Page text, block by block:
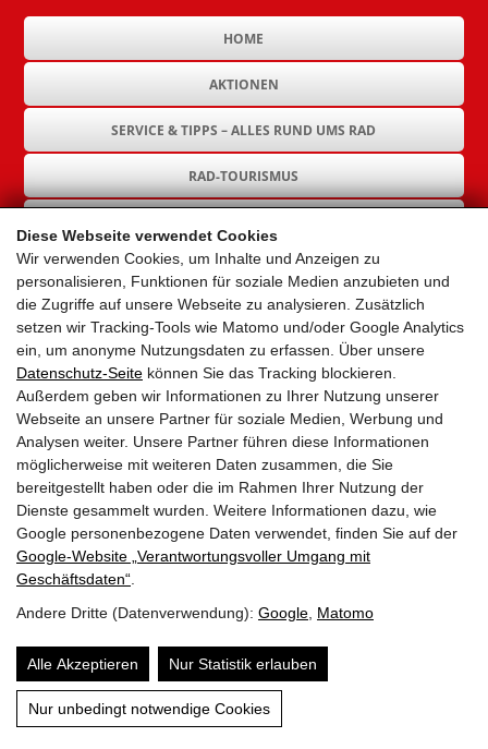
Diese Webseite verwendet Cookies
Wir verwenden Cookies, um Inhalte und Anzeigen zu
personalisieren, Funktionen für soziale Medien anzubieten und
die Zugriffe auf unsere Webseite zu analysieren. Zusätzlich
setzen wir Tracking-Tools wie Matomo und/oder Google Analytics
ein, um anonyme Nutzungsdaten zu erfassen. Über unsere
Datenschutz-Seite können Sie das Tracking blockieren.
Außerdem geben wir Informationen zu Ihrer Nutzung unserer
Webseite an unsere Partner für soziale Medien, Werbung und
Analysen weiter. Unsere Partner führen diese Informationen
möglicherweise mit weiteren Daten zusammen, die Sie
bereitgestellt haben oder die im Rahmen Ihrer Nutzung der
Dienste gesammelt wurden. Weitere Informationen dazu, wie
Google personenbezogene Daten verwendet, finden Sie auf der
Google‑Website „Verantwortungsvoller Umgang mit
Geschäftsdaten“
Andere Dritte (Datenverwendung): Google Matomo
Alle Akzeptieren Nur Statistik erlauben
Nur unbedingt notwendige Cookies
HOME
AKTIONEN
SERVICE & TIPPS – ALLES RUND UMS RAD
RAD-TOURISMUS
GEMEINDEN
AKTUELLES
PARTNER
LINKS
SITEMAP
IMPRESSUM & DATENSCHUTZ